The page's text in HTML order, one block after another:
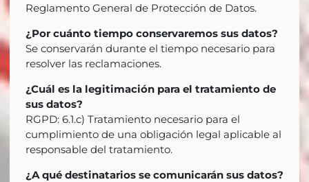
Reglamento General de Protección de Datos.
¿Por cuánto tiempo conservaremos sus datos?
Se conservarán durante el tiempo necesario para
resolver las reclamaciones.
¿Cuál es la legitimación para el tratamiento de
sus datos?
RGPD: 6.1.c) Tratamiento necesario para el
cumplimiento de una obligación legal aplicable al
responsable del tratamiento.
¿A qué destinatarios se comunicarán sus datos?